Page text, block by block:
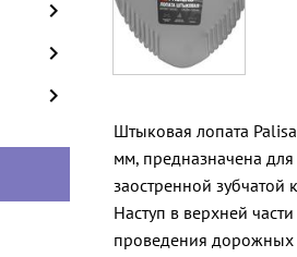
Штыковая лопата
мм, предназначена
заостренной зубчатой
Наступ в верхней
проведения дорожных